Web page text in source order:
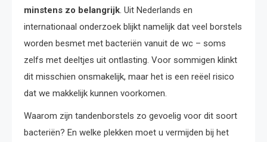
minstens zo belangrijk. Uit Nederlands en
internationaal onderzoek blijkt namelijk dat veel borstels
worden besmet met bacteriën vanuit de wc – soms
zelfs met deeltjes uit ontlasting. Voor sommigen klinkt
dit misschien onsmakelijk, maar het is een reëel risico
dat we makkelijk kunnen voorkomen.
Waarom zijn tandenborstels zo gevoelig voor dit soort
bacteriën? En welke plekken moet u vermijden bij het